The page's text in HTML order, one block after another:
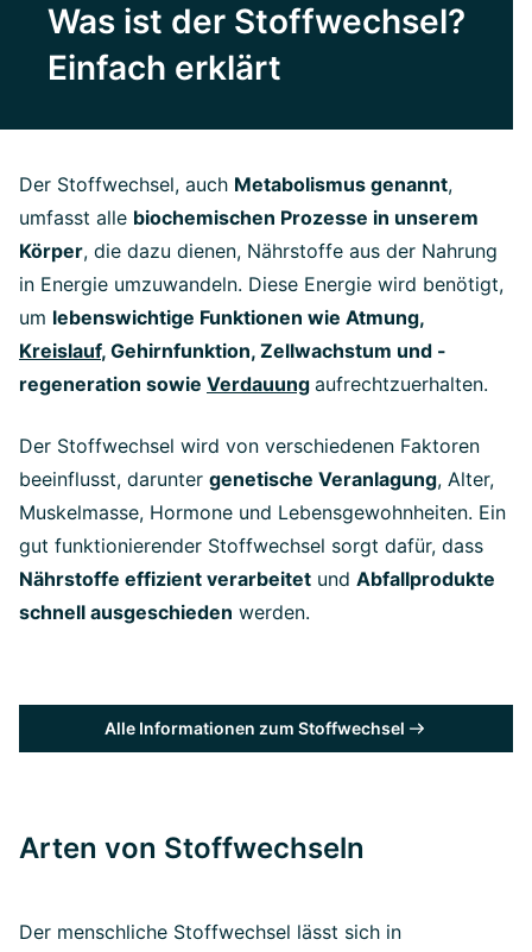
Was ist der Stoffwechsel?
Einfach erklärt
Der Stoffwechsel, auch Metabolismus genannt,
umfasst alle biochemischen Prozesse in unserem
Körper, die dazu dienen, Nährstoffe aus der Nahrung
in Energie umzuwandeln. Diese Energie wird benötigt,
um lebenswichtige Funktionen wie Atmung,
Kreislauf, Gehirnfunktion, Zellwachstum und -
regeneration sowie Verdauung aufrechtzuerhalten.
Der Stoffwechsel wird von verschiedenen Faktoren
beeinflusst, darunter genetische Veranlagung, Alter,
Muskelmasse, Hormone und Lebensgewohnheiten. Ein
gut funktionierender Stoffwechsel sorgt dafür, dass
Nährstoffe effizient verarbeitet und Abfallprodukte
schnell ausgeschieden werden.
Alle Informationen zum Stoffwechsel
Arten von Stoffwechseln
Der menschliche Stoffwechsel lässt sich in